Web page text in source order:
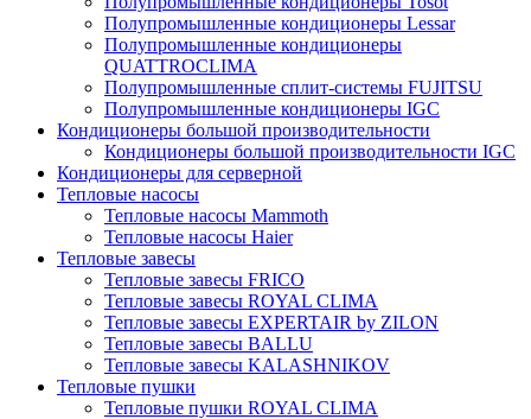
Полупромышленные кондиционеры Lessar
Полупромышленные кондиционеры
QUATTROCLIMA
Полупромышленные сплит-системы FUJITSU
Полупромышленные кондиционеры IGC
Кондиционеры большой производительности
Кондиционеры большой производительности IGC
Кондиционеры для серверной
Тепловые насосы
Тепловые насосы Mammoth
Тепловые насосы Haier
Тепловые завесы
Тепловые завесы FRICO
Тепловые завесы ROYAL CLIMA
Тепловые завесы EXPERTAIR by ZILON
Тепловые завесы BALLU
Тепловые завесы KALASHNIKOV
Тепловые пушки
Тепловые пушки ROYAL CLIMA